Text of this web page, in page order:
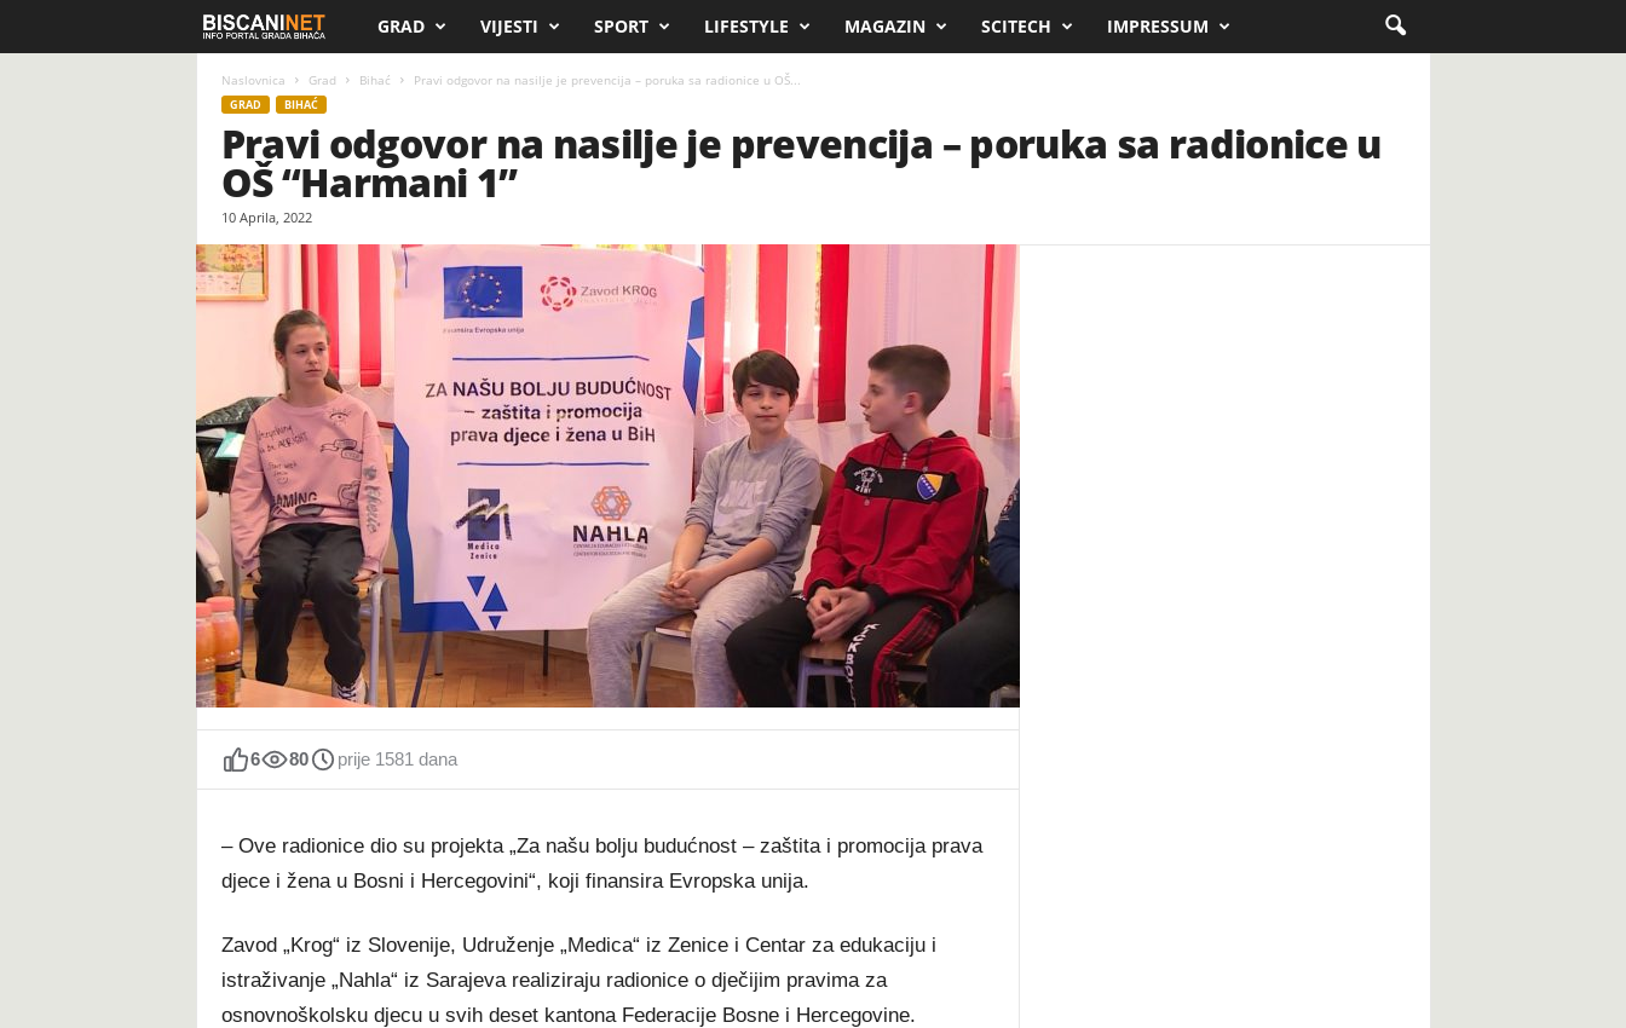
i
c
.
n
e
t
GRAD VIJESTI SPORT LIFESTYLE MAGAZIN SCITECH IMPRESSUM
Naslovnica Grad Bihać Pravi odgovor na nasilje je prevencija – poruka sa radionice u OŠ...
GRAD BIHAĆ
Pravi odgovor na nasilje je prevencija – poruka sa radionice u
OŠ “Harmani 1”
10 Aprila, 2022
6 80 prije 1581 dana
– Ove radionice dio su projekta „Za našu bolju budućnost – zaštita i promocija prava
djece i žena u Bosni i Hercegovini“, koji finansira Evropska unija.
Zavod „Krog“ iz Slovenije, Udruženje „Medica“ iz Zenice i Centar za edukaciju i
istraživanje „Nahla“ iz Sarajeva realiziraju radionice o dječijim pravima za
osnovnoškolsku djecu u svih deset kantona Federacije Bosne i Hercegovine.